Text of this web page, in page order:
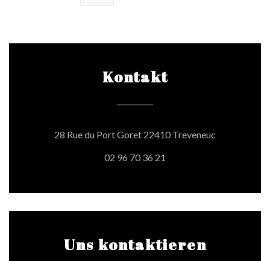
Kontakt
28 Rue du Port Goret 22410 Treveneuc
02 96 70 36 21
Uns kontaktieren